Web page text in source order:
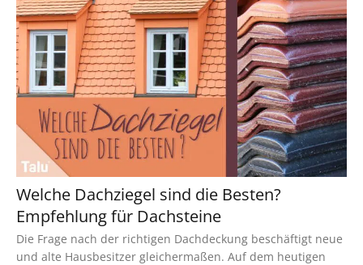
Welche Dachziegel sind die Besten?
Empfehlung für Dachsteine
Die Frage nach der richtigen Dachdeckung beschäftigt neue
und alte Hausbesitzer gleichermaßen. Auf dem heutigen